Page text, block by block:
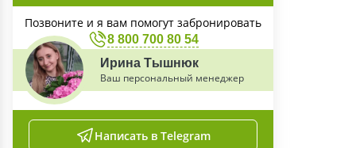
Позвоните и я вам помогут забронировать
8 800 700 80 54
Ирина Тышнюк
Ваш персональный менеджер
Написать в Telegram